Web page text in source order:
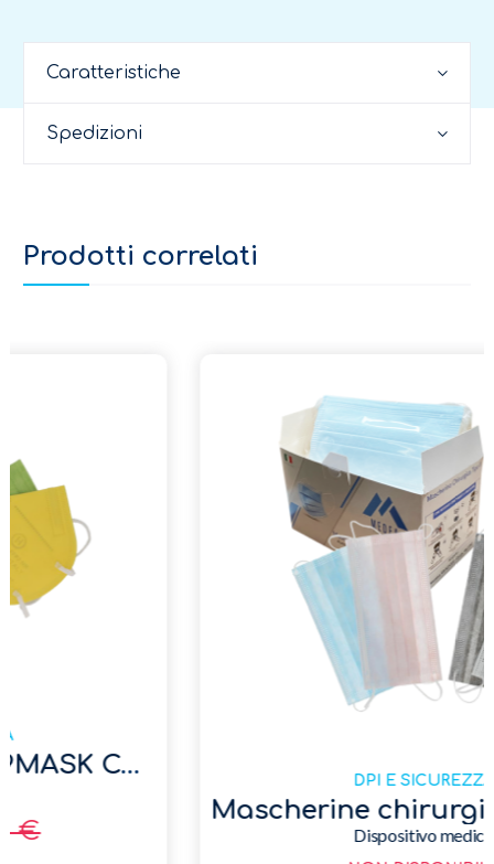
Caratteristiche
Spedizioni
Prodotti correlati
Mascherine chirurgiche Diversi colori